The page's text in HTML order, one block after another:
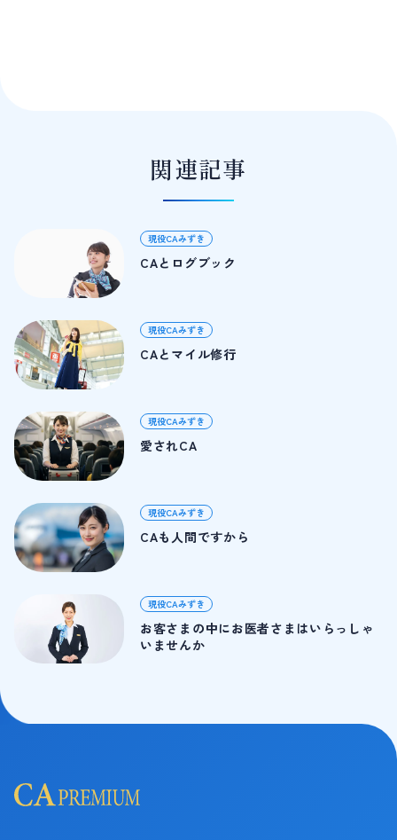
関連記事
現役CAみずき
CAとログブック
現役CAみずき
CAとマイル修行
現役CAみずき
愛されCA
現役CAみずき
CAも人間ですから
現役CAみずき
お客さまの中にお医者さまはいらっしゃ
いませんか